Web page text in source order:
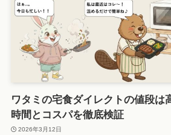
ワタミの宅食ダイレクトの値段は
時間とコスパを徹底検証
2026年3月12日